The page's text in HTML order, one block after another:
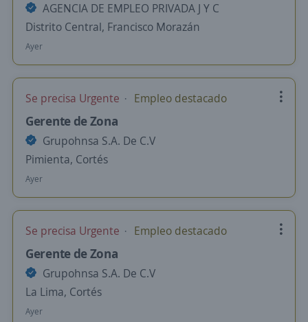
AGENCIA DE EMPLEO PRIVADA J Y C
Distrito Central, Francisco Morazán
Ayer
Se precisa Urgente Empleo destacado
Gerente de Zona
Grupohnsa S.A. De C.V
Pimienta, Cortés
Ayer
Se precisa Urgente Empleo destacado
Gerente de Zona
Grupohnsa S.A. De C.V
La Lima, Cortés
Ayer